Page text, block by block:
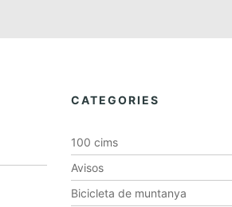
CATEGORIES
100 cims
Avisos
Bicicleta de muntanya